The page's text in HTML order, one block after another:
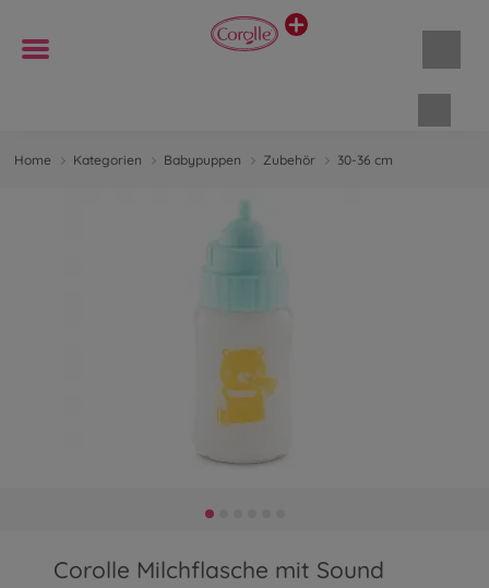
Home Kategorien Babypuppen Zubehör 30-36 cm
Corolle Milchflasche mit Sound